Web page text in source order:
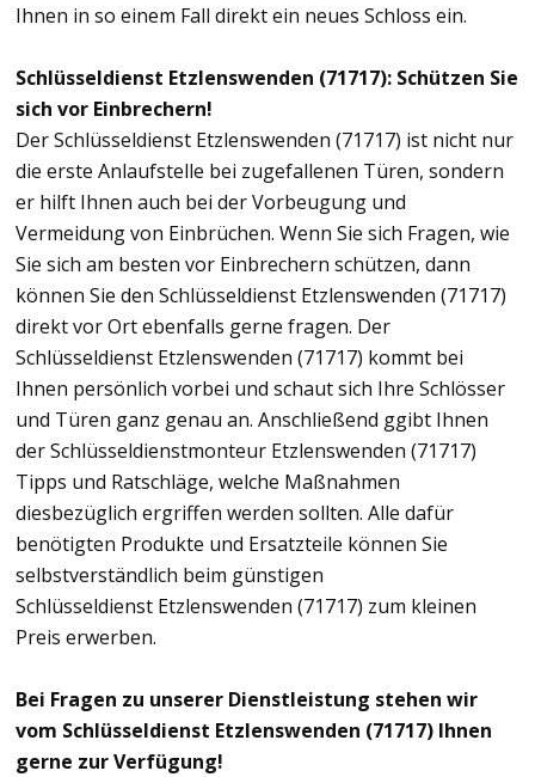
Ihnen in so einem Fall direkt ein neues Schloss ein.
Schlüsseldienst Etzlenswenden (71717): Schützen Sie
sich vor Einbrechern!
Der Schlüsseldienst Etzlenswenden (71717) ist nicht nur
die erste Anlaufstelle bei zugefallenen Türen, sondern
er hilft Ihnen auch bei der Vorbeugung und
Vermeidung von Einbrüchen. Wenn Sie sich Fragen, wie
Sie sich am besten vor Einbrechern schützen, dann
können Sie den Schlüsseldienst Etzlenswenden (71717)
direkt vor Ort ebenfalls gerne fragen. Der
Schlüsseldienst Etzlenswenden (71717) kommt bei
Ihnen persönlich vorbei und schaut sich Ihre Schlösser
und Türen ganz genau an. Anschließend ggibt Ihnen
der Schlüsseldienstmonteur Etzlenswenden (71717)
Tipps und Ratschläge, welche Maßnahmen
diesbezüglich ergriffen werden sollten. Alle dafür
benötigten Produkte und Ersatzteile können Sie
selbstverständlich beim günstigen
Schlüsseldienst Etzlenswenden (71717) zum kleinen
Preis erwerben.
Bei Fragen zu unserer Dienstleistung stehen wir
vom Schlüsseldienst Etzlenswenden (71717) Ihnen
gerne zur Verfügung!